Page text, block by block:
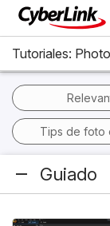
Tutoriales:
Tips de foto
Guiado